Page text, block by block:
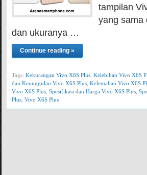
tampilan
yang sama
dan ukuranya …
Continue reading »
Tags: Kekurangan Vivo X6S Plus, Kelebihan Vivo X6S
dan Keunggulan Vivo X6S Plus, Kelemahan Vivo X6S
Vivo X6S Plus, Spesifikasi dan Harga Vivo X6S Plus,
Plus, Vivo X6S Plus